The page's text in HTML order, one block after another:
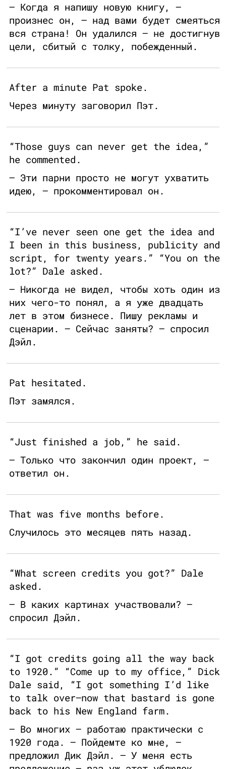
— Когда я напишу новую книгу, —
произнес он, — над вами будет смеяться
вся страна! Он удалился — не достигнув
цели, сбитый с толку, побежденный.
After a minute Pat spoke.
Через минуту заговорил Пэт.
“Those guys can never get the idea,”
he commented.
— Эти парни просто не могут ухватить
идею, — прокомментировал он.
“I’ve never seen one get the idea and
I been in this business, publicity and
script, for twenty years.” “You on the
lot?” Dale asked.
— Никогда не видел, чтобы хоть один из
них чего-то понял, а я уже двадцать
лет в этом бизнесе. Пишу рекламы и
сценарии. — Сейчас заняты? — спросил
Дэйл.
Pat hesitated.
Пэт замялся.
“Just finished a job,” he said.
— Только что закончил один проект, —
ответил он.
That was five months before.
Случилось это месяцев пять назад.
“What screen credits you got?” Dale
asked.
— В каких картинах участвовали? —
спросил Дэйл.
“I got credits going all the way back
to 1920.” “Come up to my office,” Dick
Dale said, “I got something I’d like
to talk over—now that bastard is gone
back to his New England farm.
— Во многих — работаю практически с
1920 года. — Пойдемте ко мне, —
предложил Дик Дэйл. — У меня есть